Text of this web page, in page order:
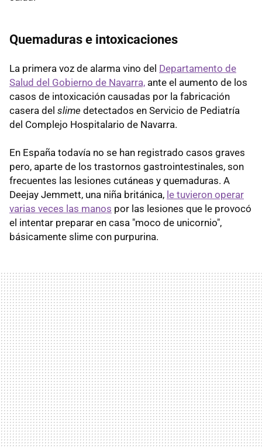
Quemaduras e intoxicaciones
La primera voz de alarma vino del Departamento de
Salud del Gobierno de Navarra, ante el aumento de los
casos de intoxicación causadas por la fabricación
casera del slime detectados en Servicio de Pediatría
del Complejo Hospitalario de Navarra.
En España todavía no se han registrado casos graves
pero, aparte de los trastornos gastrointestinales, son
frecuentes las lesiones cutáneas y quemaduras. A
Deejay Jemmett, una niña británica, le tuvieron operar
varias veces las manos por las lesiones que le provocó
el intentar preparar en casa "moco de unicornio",
básicamente slime con purpurina.